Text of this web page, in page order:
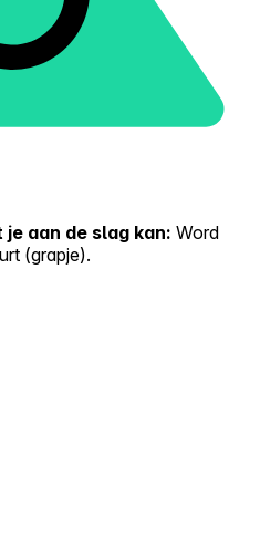
aan de slag kan: Word
(grapje).